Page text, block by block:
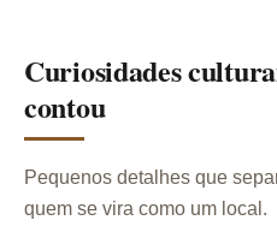
Curiosidades
contou
Pequenos detalhes que
quem se vira como um local.